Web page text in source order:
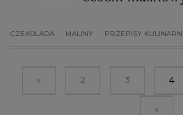
CZEKOLADA MALINY PRZEPISY
« 2 3 4
»